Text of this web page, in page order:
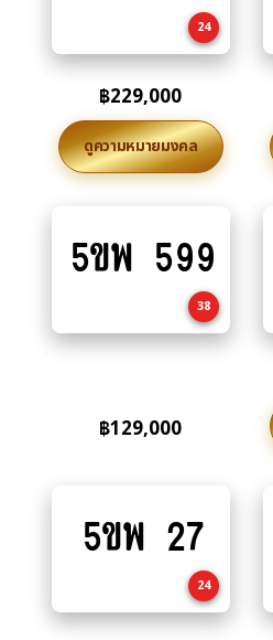
24
฿229,000
ดูความหมายมงคล
to
5ขพ 599
38
฿129,000
to
5ขพ 27
24